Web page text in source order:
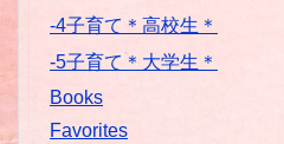
-4子育て＊高校生＊
-5子育て＊大学生＊
Books
Favorites